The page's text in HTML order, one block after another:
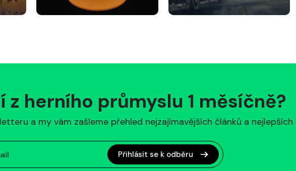
z herního průmyslu 1 měsíčně?
a my vám zašleme přehled nejzajímavějších článků a nejlepších
Přihlásit se k odběru